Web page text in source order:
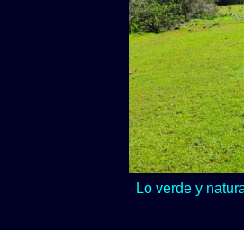
Lo verde y